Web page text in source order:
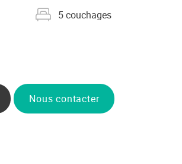
Nombre de couchages
5 couchages
Nous contacter